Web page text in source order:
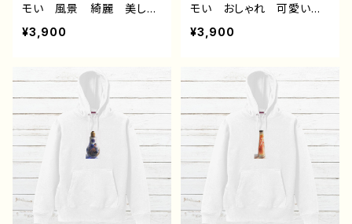
モい 風景 綺麗 美し
い 景色 おしゃれ 可愛
い女の子 メンズ レディ
人気 イラストレーター
クリエイター 絵師 オリ
ジナル デザイン グッ
ズ 片面印刷 タイトル：z
ero 作：アナ F-5
¥3,900
モい おしゃれ 可愛い女
の子 メンズ レディー
ス おすすめ 個性的 人
エイター 絵師 オリジナ
ル デザイン グッズ 片
面印刷 タイトル：フェアリ
ウム(紫) 作：アナ F-5
¥3,900